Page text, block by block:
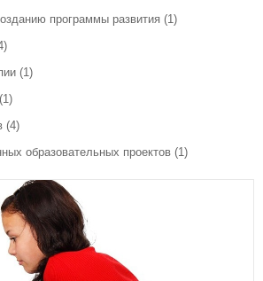
программы развития (1)
(1)
(1)
(4)
образовательных проектов (1)